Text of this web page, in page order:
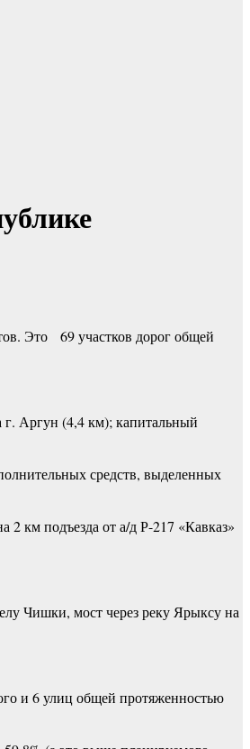
Это 69 участков дорог общей
г. Аргун (4,4 км); капитальный
средств, выделенных
2 км подъезда от а/д Р-217 «Кавказ»
Чишки, мост через реку Ярыксу на
и 6 улиц общей протяженностью